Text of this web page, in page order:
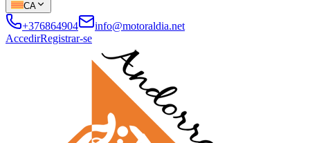
CA
+376864904
info@motoraldia.net
AccedirRegistrar-se